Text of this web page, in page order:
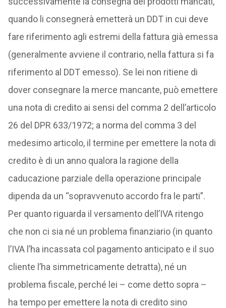
quando li consegnerà emetterà un DDT in cui deve
fare riferimento agli estremi della fattura già emessa
(generalmente avviene il contrario, nella fattura si fa
riferimento al DDT emesso). Se lei non ritiene di
dover consegnare la merce mancante, può emettere
una nota di credito ai sensi del comma 2 dell’articolo
26 del DPR 633/1972; a norma del comma 3 del
medesimo articolo, il termine per emettere la nota di
credito è di un anno qualora la ragione della
caducazione parziale della operazione principale
dipenda da un “sopravvenuto accordo fra le parti”.
Per quanto riguarda il versamento dell’IVA ritengo
che non ci sia né un problema finanziario (in quanto
l’IVA l’ha incassata col pagamento anticipato e il suo
cliente l’ha simmetricamente detratta), né un
problema fiscale, perché lei – come detto sopra –
ha tempo per emettere la nota di credito sino